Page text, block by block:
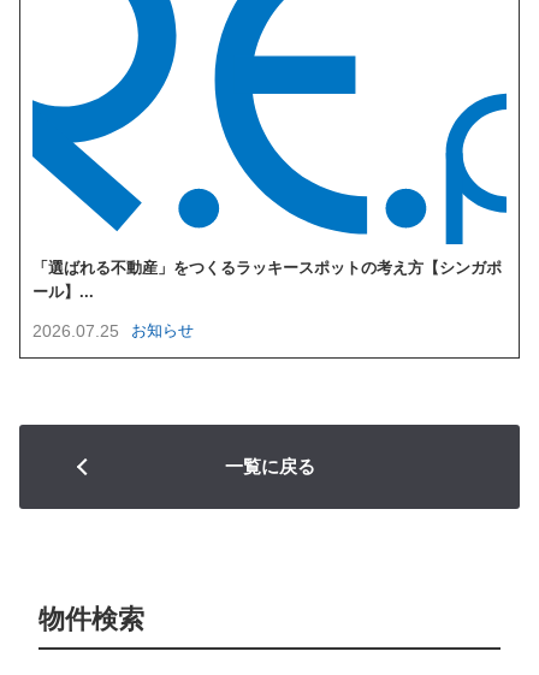
「選ばれる不動産」をつくるラッキースポットの考え方【シンガポ
ール】...
2026.07.25 お知らせ
一覧に戻る
物件検索